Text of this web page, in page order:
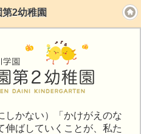
2幼稚園
しかない）「かけがえのな
伸ばしていくことが、私た